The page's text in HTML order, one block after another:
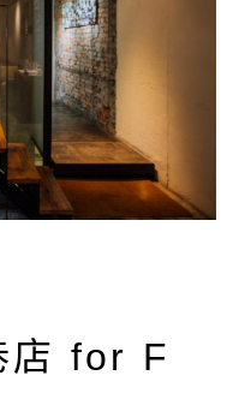
店 for F